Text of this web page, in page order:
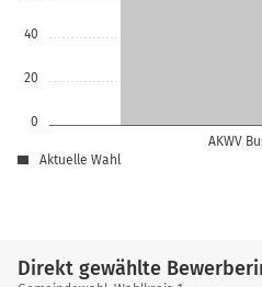
0
20
40
AKWV
Aktuelle Wahl
Direkt gewählte